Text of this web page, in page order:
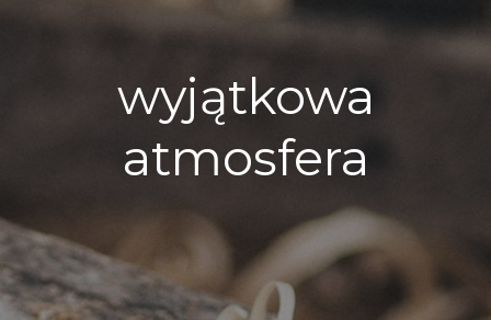
wyjątkowa
atmosfera